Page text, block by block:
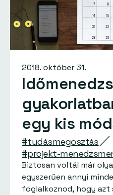
2018. október 31.
egy kis
#tudásmegosztás
#projekt-
Biztosan voltál már
egyszerűen annyi
foglalkoznod, hogy azt